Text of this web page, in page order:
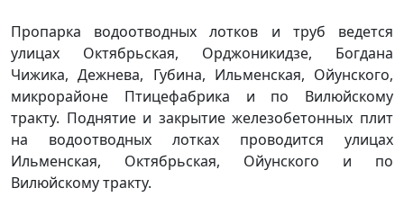
Пропарка водоотводных лотков и труб ведется
улицах Октябрьская, Орджоникидзе, Богдана
Чижика, Дежнева, Губина, Ильменская, Ойунского,
микрорайоне Птицефабрика и по Вилюйскому
тракту. Поднятие и закрытие железобетонных плит
на водоотводных лотках проводится улицах
Ильменская, Октябрьская, Ойунского и по
Вилюйскому тракту.